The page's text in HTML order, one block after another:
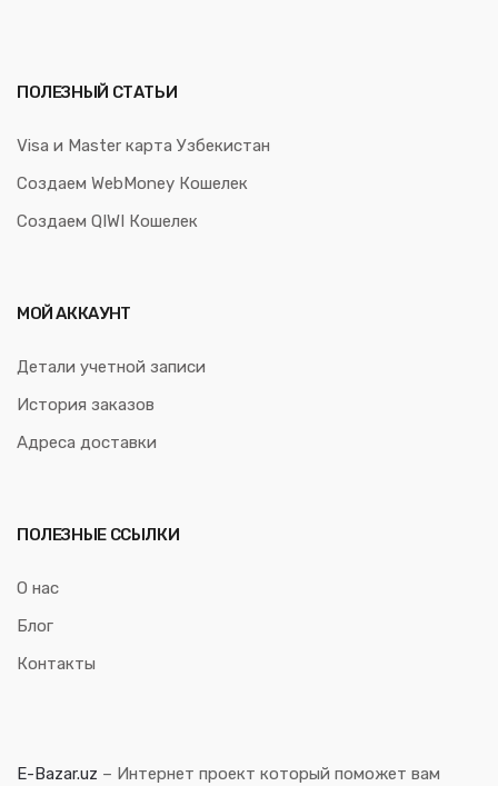
ПОЛЕЗНЫЙ СТАТЬИ
Visa и Master карта Узбекистан
Создаем WebMoney Кошелек
Создаем QIWI Кошелек
МОЙ АККАУНТ
Детали учетной записи
История заказов
Адреса доставки
ПОЛЕЗНЫЕ ССЫЛКИ
О нас
Блог
Контакты
E-Bazar.uz – Интернет проект который поможет вам